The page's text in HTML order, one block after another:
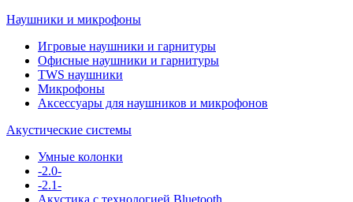
Наушники и микрофоны
Игровые наушники и гарнитуры
Офисные наушники и гарнитуры
TWS наушники
Микрофоны
Аксессуары для наушников и микрофонов
Акустические системы
Умные колонки
-2.0-
-2.1-
Акустика с технологией Bluetooth